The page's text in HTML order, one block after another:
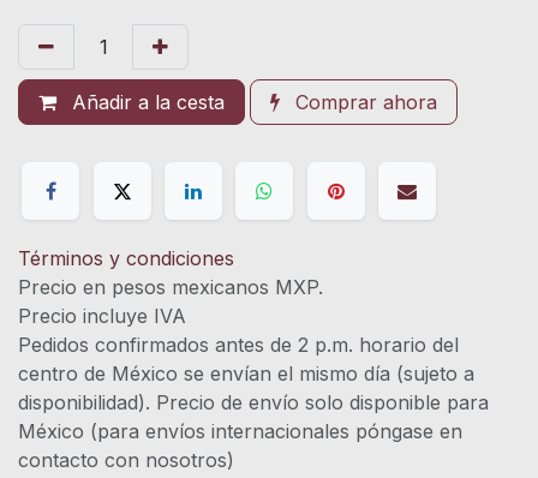
Añadir a la cesta Comprar ahora
Términos y condiciones
Precio en pesos mexicanos MXP.
Precio incluye IVA
Pedidos confirmados antes de 2 p.m. horario del
centro de México se envían el mismo día (sujeto a
disponibilidad). Precio de envío solo disponible para
México (para envíos internacionales póngase en
contacto con nosotros)